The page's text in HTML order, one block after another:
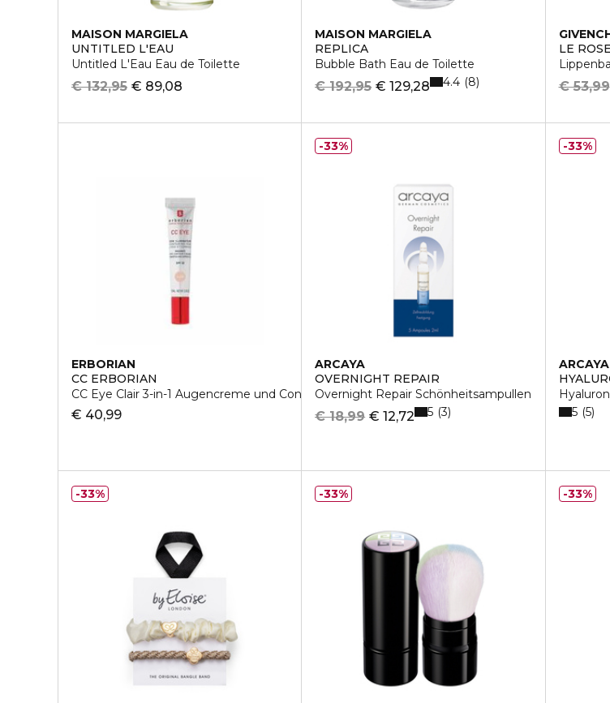
MAISON MARGIELA
UNTITLED L'EAU
Untitled L'Eau Eau de Toilette
€ 89,08
€ 132,95
MAISON MARGIELA
REPLICA
Bubble Bath Eau de Toilette
€ 129,28
€ 192,95 4.4 8
LE
€ 53,99
ERBORIAN
CC ERBORIAN
CC Eye Clair 3-in-1 Augencreme und Concealer
€ 40,99
ARCAYA
OVERNIGHT REPAIR
Overnight Repair Schönheitsampullen
€ 12,72
€ 18,99 5 3
33%
ARCAYA
5 5
33%
33% 33% 33%